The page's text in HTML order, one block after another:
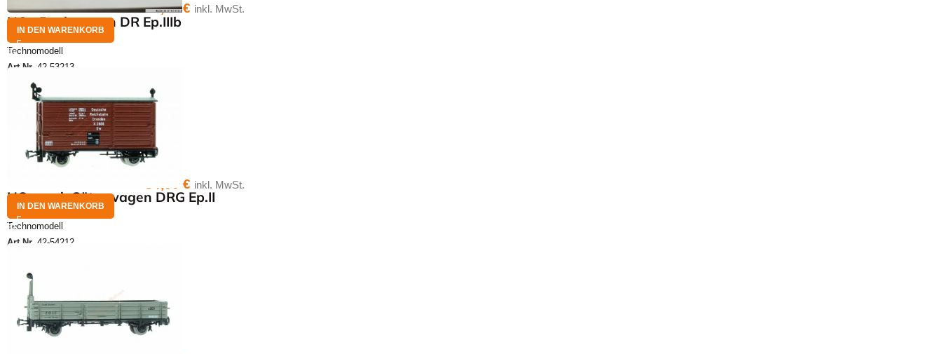
HOe Packwagen DR Ep.IIIb
Technomodell
Art.Nr. 42-53213
52,50€ inkl. MwSt.
IN DEN WARENKORB
HOe ged. Güterwagen DRG Ep.II
Technomodell
Art.Nr. 42-54212
34,00€ inkl. MwSt.
IN DEN WARENKORB